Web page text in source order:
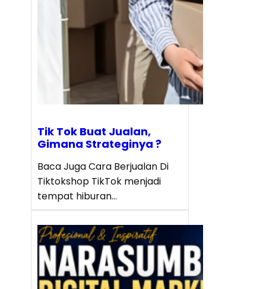
Tik Tok Buat Jualan,
Gimana Strateginya ?
Baca Juga Cara Berjualan Di
Tiktokshop TikTok menjadi
tempat hiburan…